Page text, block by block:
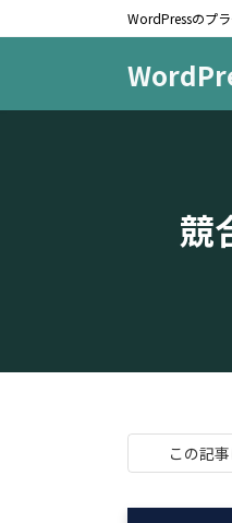
ン
ツ
ビ
シ
WordPressのプ
競
この記